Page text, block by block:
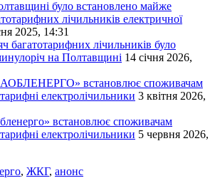
було встановлено майже
лічильників електричної
2025, 14:31
багатотарифних лічильників було
на Полтавщині 14 січня 2026,
встановлює споживачам
електролічильники 3 квітня 2026,
встановлює споживачам
електролічильники 5 червня 2026,
, ЖКГ, анонс